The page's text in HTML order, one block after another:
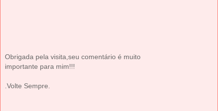
Obrigada pela visita,seu comentário é muito
importante para mim!!!
.Volte Sempre.